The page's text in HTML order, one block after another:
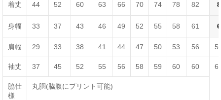
着丈 44 52 60 63 66 70 74 78 82
身幅 33 37 43 46 49 52 55 58 61
肩幅 29 33 38 41 44 47 50 53 56
袖丈 37 45 52 55 56 58 59 60 60
脇仕
様
丸胴(脇腹にプリント可能)